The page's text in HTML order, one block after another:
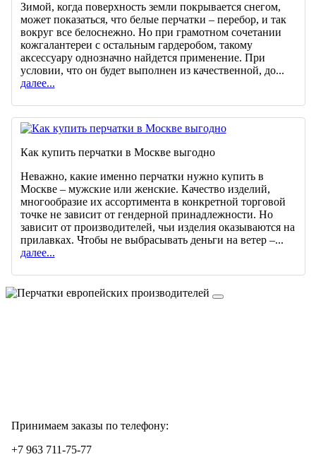
Зимой, когда поверхность земли покрывается снегом,
может показаться, что белые перчатки – перебор, и так
вокруг все белоснежно. Но при грамотном сочетании
кожгалантереи с остальным гардеробом, такому
аксессуару однозначно найдется применение. При
условии, что он будет выполнен из качественной, до...
далее...
Как купить перчатки в Москве выгодно
Неважно, какие именно перчатки нужно купить в
Москве – мужские или женские. Качество изделий,
многообразие их ассортимента в конкретной торговой
точке не зависит от гендерной принадлежности. Но
зависит от производителей, чьи изделия оказываются на
прилавках. Чтобы не выбрасывать деньги на ветер –...
далее...
Принимаем заказы по телефону:
+7 963 711-75-77